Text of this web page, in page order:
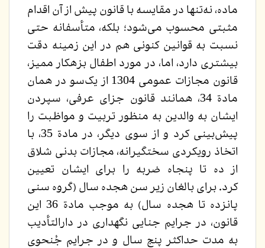
ماده، نه‌تنها در مقایسه با قانون پیش از آن اقدام
مثبتی محسوب می‌شود؛ بلکه، متأسفانه حتی
نسبت به قوانین کنونی هم در این زمینه دقت
بیشتری دارد، اما، در مورد اطفال بزهکار ممیز،
قانون مجازات عمومی 1304 از یک‌سو در همان
مادة 34، همانند قانون جزای عرفی، سپردن
ایشان به والدین به منظور تربیت و مواظبت را
پیش‌بینی کرد و از سوی دیگر، در مادة 35، با
اتخاذ رویکردی سختگیرانه، مجازات بدنی شلاق
از ده تا پنجاه ضربه را برای ایشان تعیین
کرد. برای بالغان زیر سن هجده سال (گروه سنی
پانزده تا هجده سال) به موجب مادة 36 این
قانون، در جرایم جنایی نگهداری در دارالتأدیب
به مدت حداکثر پنج سال و در جرایم جُنحوی